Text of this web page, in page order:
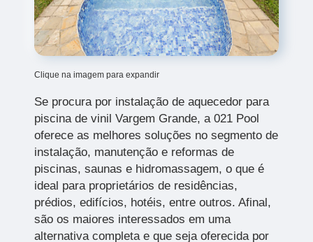
Clique na imagem para expandir
Se procura por instalação de aquecedor para
piscina de vinil Vargem Grande, a 021 Pool
oferece as melhores soluções no segmento de
instalação, manutenção e reformas de
piscinas, saunas e hidromassagem, o que é
ideal para proprietários de residências,
prédios, edifícios, hotéis, entre outros. Afinal,
são os maiores interessados em uma
alternativa completa e que seja oferecida por